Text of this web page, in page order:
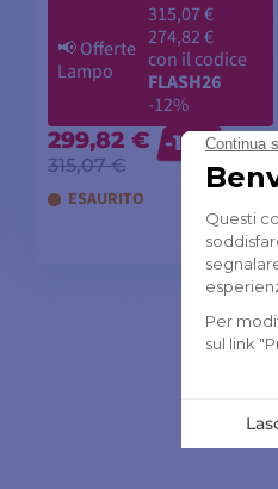
📢Offerte
Lampo
315,07 €
274,82 €
con il codice
FLASH26
-12%
299,82 €
315,07 €
-12%
ESAURITO
CARRELLO